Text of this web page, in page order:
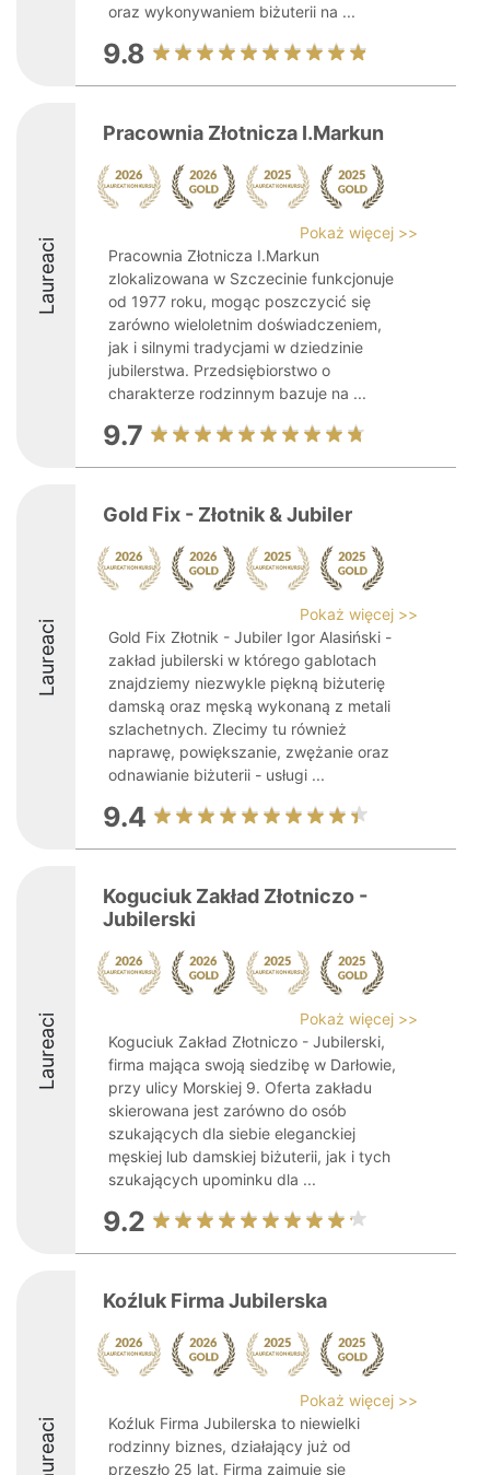
oraz wykonywaniem biżuterii na ...
9.8
Laureaci
Pracownia Złotnicza I.Markun
Pokaż więcej >>
Pracownia Złotnicza I.Markun
zlokalizowana w Szczecinie funkcjonuje
od 1977 roku, mogąc poszczycić się
zarówno wieloletnim doświadczeniem,
jak i silnymi tradycjami w dziedzinie
jubilerstwa. Przedsiębiorstwo o
charakterze rodzinnym bazuje na ...
9.7
Laureaci
Gold Fix - Złotnik & Jubiler
Pokaż więcej >>
Gold Fix Złotnik - Jubiler Igor Alasiński -
zakład jubilerski w którego gablotach
znajdziemy niezwykle piękną biżuterię
damską oraz męską wykonaną z metali
szlachetnych. Zlecimy tu również
naprawę, powiększanie, zwężanie oraz
odnawianie biżuterii - usługi ...
9.4
Laureaci
Koguciuk Zakład Złotniczo -
Jubilerski
Pokaż więcej >>
Koguciuk Zakład Złotniczo - Jubilerski,
firma mająca swoją siedzibę w Darłowie,
przy ulicy Morskiej 9. Oferta zakładu
skierowana jest zarówno do osób
szukających dla siebie eleganckiej
męskiej lub damskiej biżuterii, jak i tych
szukających upominku dla ...
9.2
Laureaci
Koźluk Firma Jubilerska
Pokaż więcej >>
Koźluk Firma Jubilerska to niewielki
rodzinny biznes, działający już od
przeszło 25 lat. Firma zajmuje się